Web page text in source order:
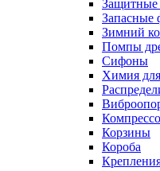
Защитные
Запасные
Зимний
Помпы
Сифоны
Химия
Корзины
Короба